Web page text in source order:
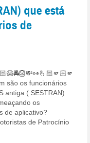
que está
de
são os funcionários
antiga ( SESTRAN)
os
de aplicativo?
de Patrocínio